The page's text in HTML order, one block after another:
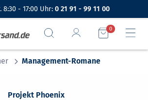
8:30 - 17:00 Uhr: 0 21 91 - 99 11 00
0
Management-Romane
Projekt Phoenix